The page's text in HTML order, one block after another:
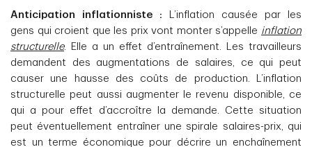
Anticipation inflationniste : L’inflation causée par les
gens qui croient que les prix vont monter s’appelle inflation
structurelle. Elle a un effet d’entraînement. Les travailleurs
demandent des augmentations de salaires, ce qui peut
causer une hausse des coûts de production. L’inflation
structurelle peut aussi augmenter le revenu disponible, ce
qui a pour effet d’accroître la demande. Cette situation
peut éventuellement entraîner une spirale salaires-prix, qui
est un terme économique pour décrire un enchaînement